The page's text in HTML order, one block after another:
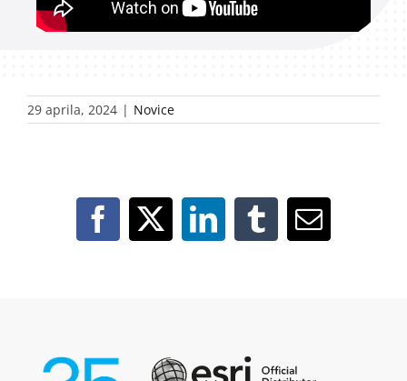
29 aprila, 2024 | Novice
Facebook
X LinkedIn
TumblrEmail